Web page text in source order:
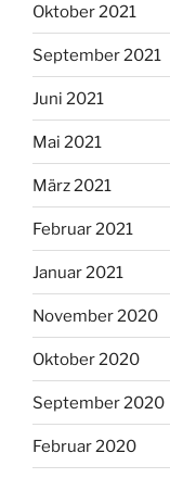
Oktober 2021
September 2021
Juni 2021
Mai 2021
März 2021
Februar 2021
Januar 2021
November 2020
Oktober 2020
September 2020
Februar 2020